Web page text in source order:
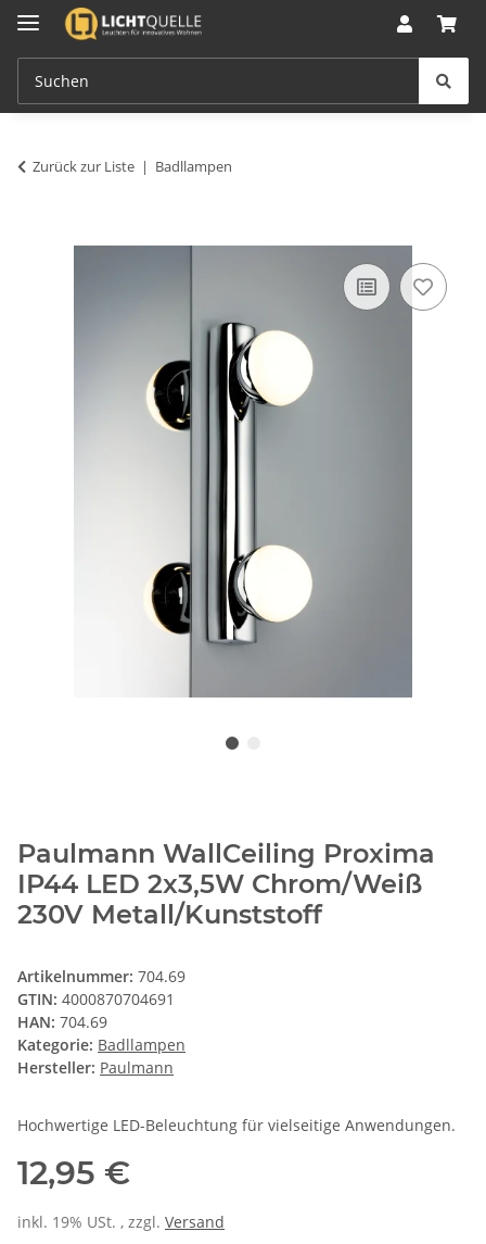
Zurück zur Liste Badllampen
Paulmann WallCeiling Proxima
IP44 LED 2x3,5W Chrom/Weiß
230V Metall/Kunststoff
Artikelnummer: 704.69
GTIN: 4000870704691
HAN: 704.69
Kategorie: Badllampen
Hersteller: Paulmann
Hochwertige LED-Beleuchtung für vielseitige Anwendungen.
12,95 €
inkl. 19% USt. , zzgl. Versand